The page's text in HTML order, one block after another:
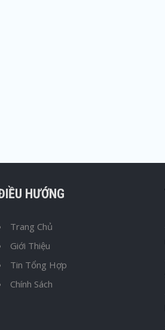
HƯỚNG
Trang Chủ
Giới Thiệu
Tin Tổng Hợp
Chính Sách